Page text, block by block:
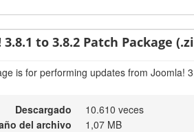
3.8.1 to 3.8.2 Patch Package
is for performing updates from Joomla!
Descargado
10.610 veces
del archivo
1,07 MB